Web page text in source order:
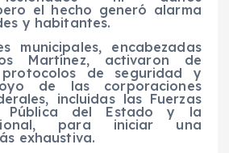
el hecho generó alarma
y habitantes.
municipales, encabezadas
Martínez, activaron de
de seguridad y
de las corporaciones
incluidas las Fuerzas
Pública del Estado y la
para iniciar una
exhaustiva.